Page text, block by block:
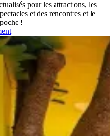
pour les attractions, les
et des rencontres et le
!